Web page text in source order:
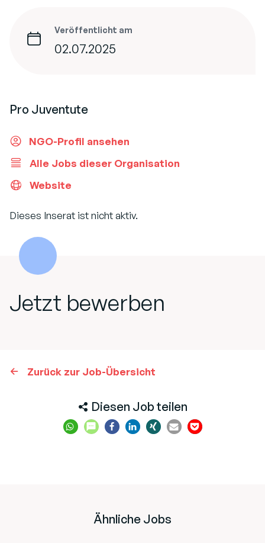
Veröffentlicht am
02.07.2025
Pro Juventute
NGO-Profil ansehen
Alle Jobs dieser Organisation
Website
Dieses Inserat ist nicht aktiv.
Jetzt bewerben
Zurück zur Job-Übersicht
Diesen Job teilen
Ähnliche Jobs